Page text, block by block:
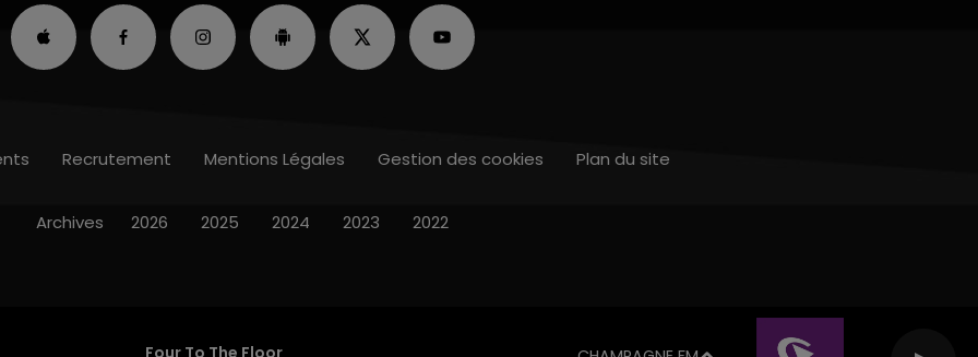
Four To The Floor
Recrutement Mentions Légales Gestion des cookies Plan du site
Archives 2026 2025 2024 2023 2022